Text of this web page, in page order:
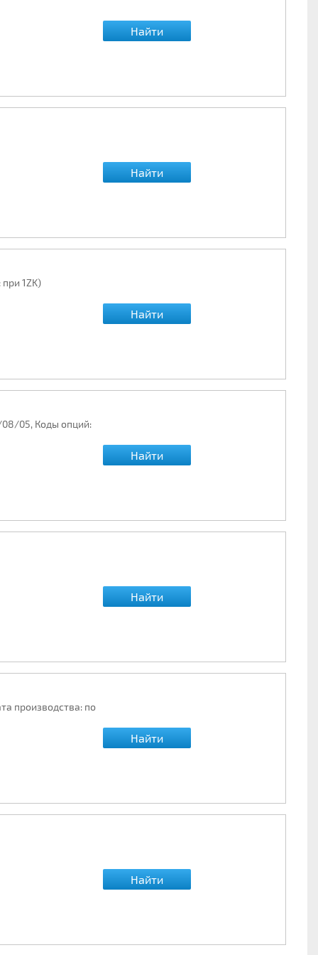
Найти
Найти
1ZK)
Найти
08/05, Коды опций:
Найти
Найти
производства: по
Найти
Найти